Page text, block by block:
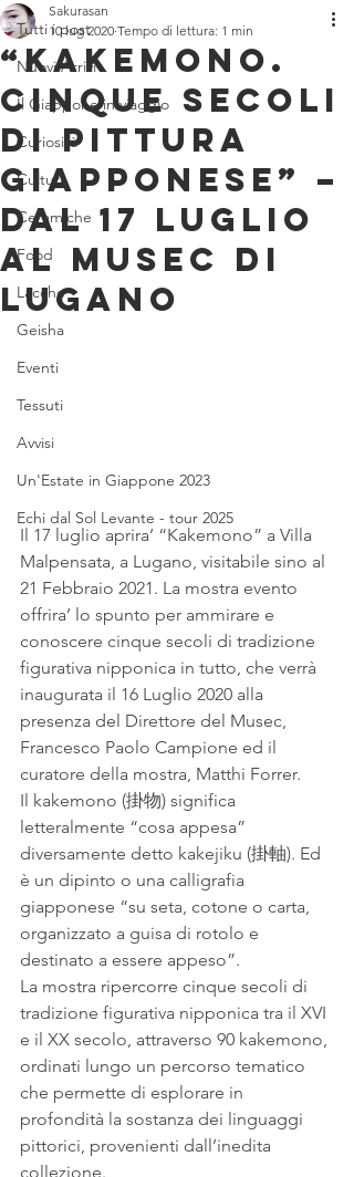
Tutti i post
Nuovi Arrivi
Il Giappone in viaggio
Curiosità
Cultura
Ceramiche
Food
Lacche
Geisha
Eventi
Tessuti
Avvisi
Un'Estate in Giappone 2023
Echi dal Sol Levante - tour 2025
“Kakemono.
Cinque secoli
di pittura
giapponese” –
Dal 17 luglio
al MUSEC di
Lugano
Sakurasan
10 lug 2020 Tempo di lettura: 1 min
Il 17 luglio aprira’ “Kakemono” a Villa
Malpensata, a Lugano, visitabile sino al
21 Febbraio 2021. La mostra evento
offrira’ lo spunto per ammirare e
conoscere cinque secoli di tradizione
figurativa nipponica in tutto, che verrà
inaugurata il 16 Luglio 2020 alla
presenza del Direttore del Musec,
Francesco Paolo Campione ed il
curatore della mostra, Matthi Forrer.
Il kakemono (掛物) significa
letteralmente “cosa appesa”
diversamente detto kakejiku (掛軸). Ed
è un dipinto o una calligrafia
giapponese “su seta, cotone o carta,
organizzato a guisa di rotolo e
destinato a essere appeso”.
La mostra ripercorre cinque secoli di
tradizione figurativa nipponica tra il XVI
e il XX secolo, attraverso 90 kakemono,
ordinati lungo un percorso tematico
che permette di esplorare in
profondità la sostanza dei linguaggi
pittorici, provenienti dall’inedita
collezione.